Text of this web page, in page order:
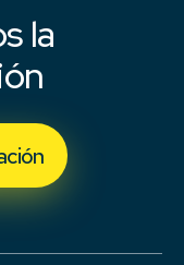
la